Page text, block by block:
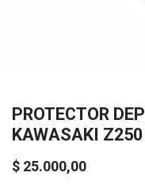
PROTECTOR
KAWASAKI
$ 25.000,00